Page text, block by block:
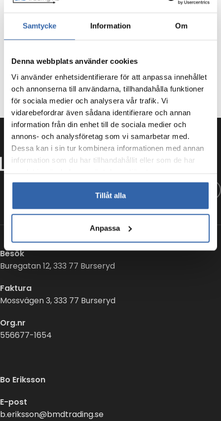
Samtycke Information Om
Denna webbplats använder cookies
Vi använder enhetsidentifierare för att anpassa innehållet
och annonserna till användarna, tillhandahålla funktioner
för sociala medier och analysera vår trafik. Vi
vidarebefordrar även sådana identifierare och annan
information från din enhet till de sociala medier och
annons- och analysföretag som vi samarbetar med.
Dessa kan i sin tur kombinera informationen med annan
information som du har tillhandahållit eller som de har
Tillåt alla
Anpassa
Besök
Buregatan 12, 333 77 Burseryd
Faktura
Mossvägen 3, 333 77 Burseryd
Org.nr
556677-1654
Bo Eriksson
E-post
b.eriksson@bmdtrading.se